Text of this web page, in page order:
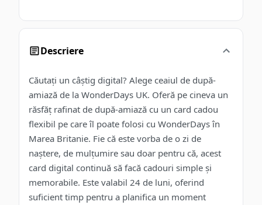
Descriere
Căutați un câștig digital? Alege ceaiul de după-
amiază de la WonderDays UK. Oferă pe cineva un
răsfăț rafinat de după-amiază cu un card cadou
flexibil pe care îl poate folosi cu WonderDays în
Marea Britanie. Fie că este vorba de o zi de
naștere, de mulțumire sau doar pentru că, acest
card digital continuă să facă cadouri simple și
memorabile. Este valabil 24 de luni, oferind
suficient timp pentru a planifica un moment